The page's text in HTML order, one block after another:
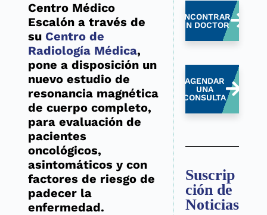
Centro Médico
Escalón a través de
su Centro de
Radiología Médica,
pone a disposición un
nuevo estudio de
resonancia magnética
de cuerpo completo,
para evaluación de
pacientes
oncológicos,
asintomáticos y con
factores de riesgo de
padecer la
enfermedad.
ENCONTRAR
UN DOCTOR
AGENDAR
UNA
CONSULTA
Suscrip
ción de
Noticias